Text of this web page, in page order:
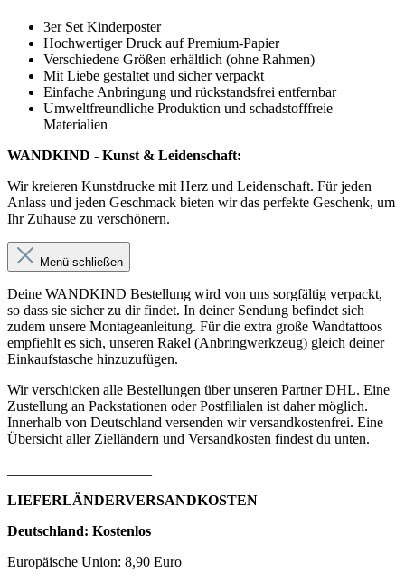
3er Set Kinderposter
Hochwertiger Druck auf Premium-Papier
Verschiedene Größen erhältlich (ohne Rahmen)
Mit Liebe gestaltet und sicher verpackt
Einfache Anbringung und rückstandsfrei entfernbar
Umweltfreundliche Produktion und schadstofffreie
Materialien
WANDKIND - Kunst & Leidenschaft:
Wir kreieren Kunstdrucke mit Herz und Leidenschaft. Für jeden
Anlass und jeden Geschmack bieten wir das perfekte Geschenk, um
Ihr Zuhause zu verschönern.
Menü schließen
Deine WANDKIND Bestellung wird von uns sorgfältig verpackt,
so dass sie sicher zu dir findet. In deiner Sendung befindet sich
zudem unsere Montageanleitung. Für die extra große Wandtattoos
empfiehlt es sich, unseren Rakel (Anbringwerkzeug) gleich deiner
Einkaufstasche hinzuzufügen.
Wir verschicken alle Bestellungen über unseren Partner DHL. Eine
Zustellung an Packstationen oder Postfilialen ist daher möglich.
Innerhalb von Deutschland versenden wir versandkostenfrei. Eine
Übersicht aller Zielländern und Versandkosten findest du unten.
LIEFERLÄNDERVERSANDKOSTEN
Deutschland: Kostenlos
Europäische Union: 8,90 Euro